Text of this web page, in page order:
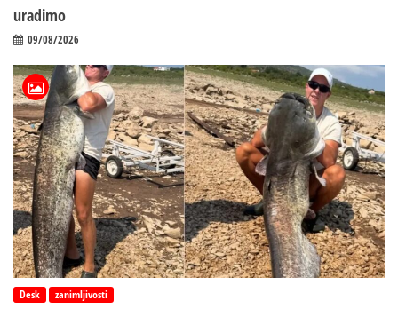
uradimo
09/08/2026
Desk zanimljivosti